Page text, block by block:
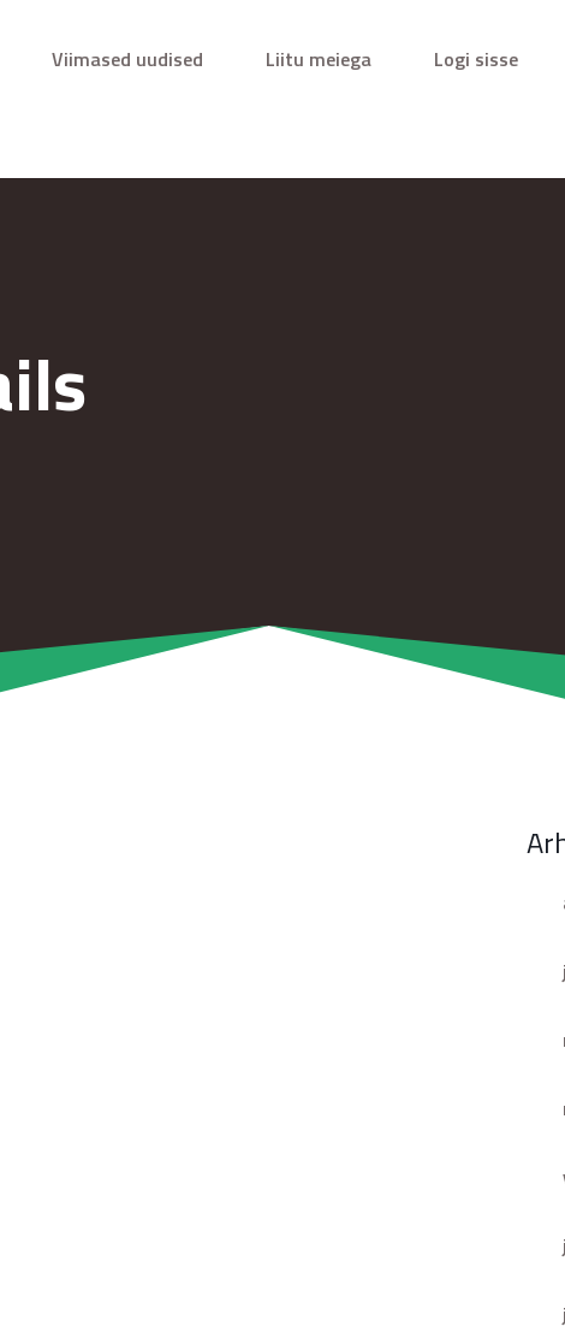
Viimased uudised Liitu meiega Logi sisse